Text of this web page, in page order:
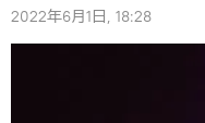
2022年6月1日, 18:28